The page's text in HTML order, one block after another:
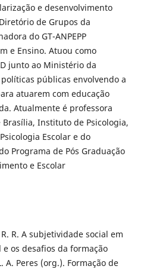
e desenvolvimento
de Grupos da
do GT-ANPEPP
e Ensino. Atuou como
junto ao Ministério da
públicas envolvendo a
atuarem com educação
Atualmente é professora
Instituto de Psicologia,
Escolar e do
Programa de Pós Graduação
e Escolar
R. R. A subjetividade social em
os desafios da formação
A. Peres (org.). Formação de